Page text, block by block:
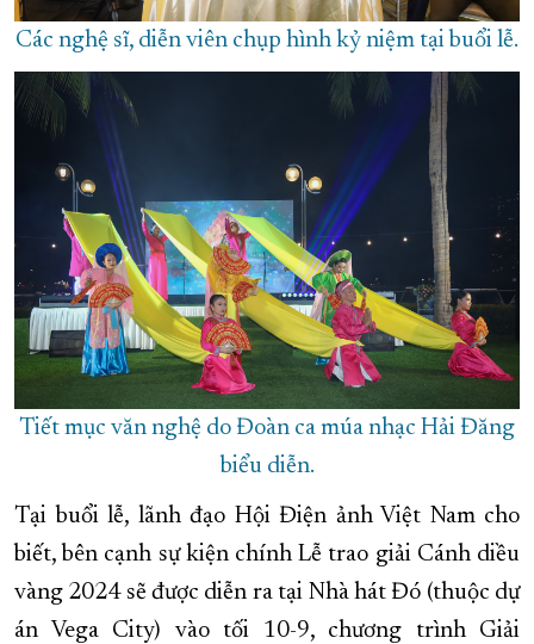
Các nghệ sĩ, diễn viên chụp hình kỷ niệm tại buổi lễ.
Tiết mục văn nghệ do Đoàn ca múa nhạc Hải Đăng
biểu diễn.
Tại buổi lễ, lãnh đạo Hội Điện ảnh Việt Nam cho
biết, bên cạnh sự kiện chính Lễ trao giải Cánh diều
vàng 2024 sẽ được diễn ra tại Nhà hát Đó (thuộc dự
án Vega City) vào tối 10-9, chương trình Giải